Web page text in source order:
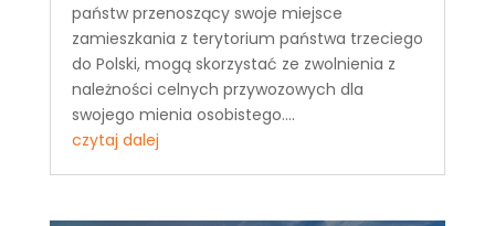
państw przenoszący swoje miejsce
zamieszkania z terytorium państwa trzeciego
do Polski, mogą skorzystać ze zwolnienia z
należności celnych przywozowych dla
swojego mienia osobistego....
czytaj dalej